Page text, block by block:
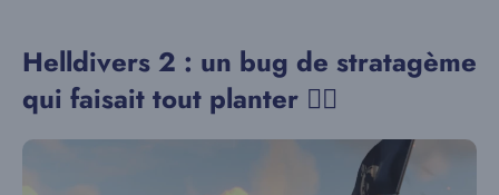
Helldivers 2 : un bug de stratagème
qui faisait tout planter 😵‍💫